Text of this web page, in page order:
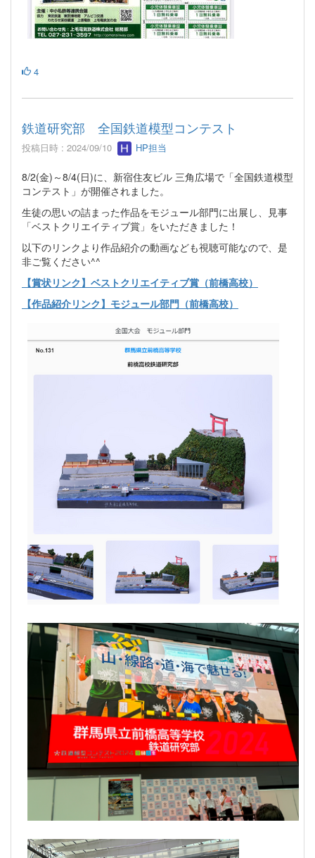
4
鉄道研究部 全国鉄道模型コンテスト
投稿日時 : 2024/09/10 HP担当
8/2(金)～8/4(日)に、新宿住友ビル 三角広場で「全国鉄道模型
コンテスト」が開催されました。
生徒の思いの詰まった作品をモジュール部門に出展し、見事
「ベストクリエイティブ賞」をいただきました！
以下のリンクより作品紹介の動画なども視聴可能なので、是
非ご覧ください^^
【賞状リンク】ベストクリエイティブ賞（前橋高校）
【作品紹介リンク】モジュール部門（前橋高校）